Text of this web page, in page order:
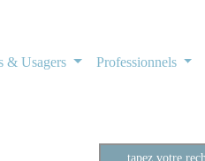
& Usagers Professionnels